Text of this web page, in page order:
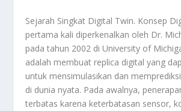
Sejarah Singkat Digital Twin. Konsep
pertama kali diperkenalkan oleh Dr.
pada tahun 2002 di University of
adalah membuat replica digital yang
untuk mensimulasikan dan
di dunia nyata. Pada awalnya,
terbatas karena keterbatasan sensor,